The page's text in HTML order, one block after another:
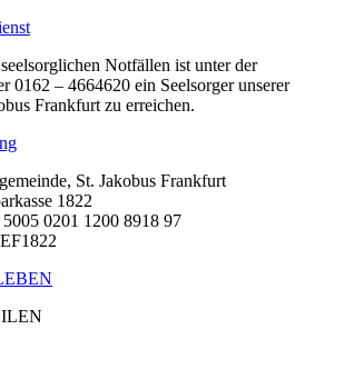
Notfällen ist unter der
0162 – 4664620 ein Seelsorger unserer
Frankfurt zu erreichen.
St. Jakobus Frankfurt
1822
0201 1200 8918 97